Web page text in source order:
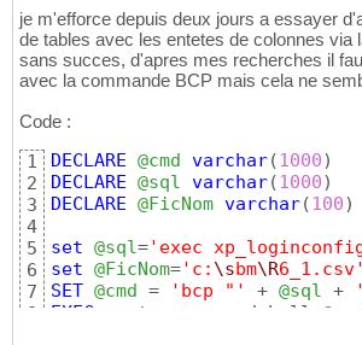
je m'efforce depuis deux jours a essayer
de tables avec les entetes de colonnes via
sans succes, d'apres mes recherches il
avec la commande BCP mais cela ne
Code :
1
2
3
4
5
6
7
8
DECLARE @cmd varchar(1000)
DECLARE @sql varchar(1000)
DECLARE @FicNom varchar(100)
set @sql='exec
set @FicNom='c: \sbm\R6_1.csv'
SET @cmd = 'bcp "' + @sql +
EXEC master..xp_cmdshell